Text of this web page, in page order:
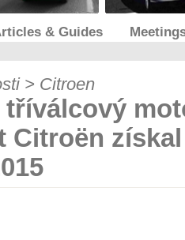
& Guides
> Citroen
Citroën